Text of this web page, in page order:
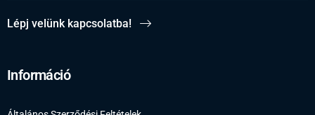
Lépj velünk kapcsolatba!
Információ